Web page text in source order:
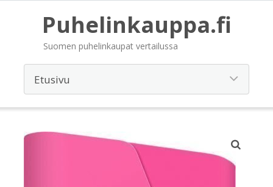
Puhelinkauppa.fi
Suomen puhelinkaupat vertailussa